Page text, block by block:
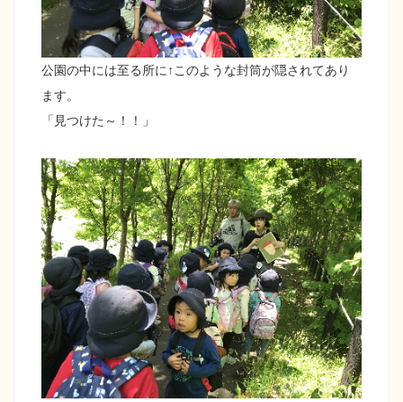
公園の中には至る所に↑このような封筒が隠されてあり
ます。
「見つけた～！！」